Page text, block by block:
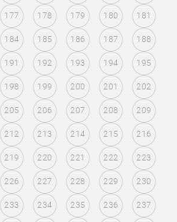
177 178 179 180 181
184 185 186 187 188
191 192 193 194 195
198 199 200 201 202
205 206 207 208 209
212 213 214 215 216
219 220 221 222 223
226 227 228 229 230
233 234 235 236 237